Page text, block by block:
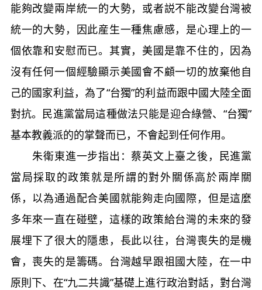
能夠改變兩岸統一的大勢，或者説不能改變台灣被
統一的大勢，因此産生一種焦慮感，是心理上的一
個依靠和安慰而已。其實，美國是靠不住的，因為
沒有任何一個經驗顯示美國會不顧一切的放棄他自
己的國家利益，為了“台獨”的利益而跟中國大陸全面
對抗。民進黨當局這種做法只能是迎合綠營、“台獨”
基本教義派的的掌聲而已，不會起到任何作用。
朱衛東進一步指出：蔡英文上臺之後，民進黨
當局採取的政策就是所謂的對外關係高於兩岸關
係，以為通過配合美國就能夠走向國際，但是這麼
多年來一直在碰壁，這樣的政策給台灣的未來的發
展埋下了很大的隱患，長此以往，台灣喪失的是機
會，喪失的是籌碼。台灣越早跟祖國大陸，在一中
原則下、在“九二共識”基礎上進行政治對話，對台灣